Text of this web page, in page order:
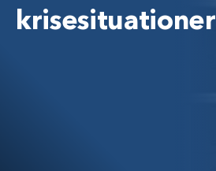
krisesituationer